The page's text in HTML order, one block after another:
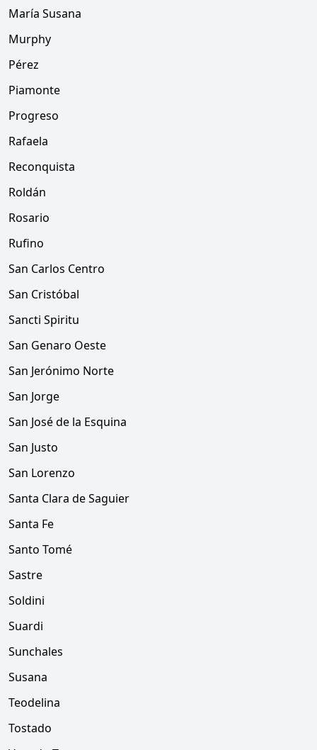
María Susana
Murphy
Pérez
Piamonte
Progreso
Rafaela
Reconquista
Roldán
Rosario
Rufino
San Carlos Centro
San Cristóbal
Sancti Spiritu
San Genaro Oeste
San Jerónimo Norte
San Jorge
San José de la Esquina
San Justo
San Lorenzo
Santa Clara de Saguier
Santa Fe
Santo Tomé
Sastre
Soldini
Suardi
Sunchales
Susana
Teodelina
Tostado